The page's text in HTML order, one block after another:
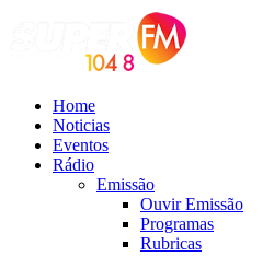
Home
Noticias
Eventos
Rádio
Emissão
Ouvir Emissão
Programas
Rubricas